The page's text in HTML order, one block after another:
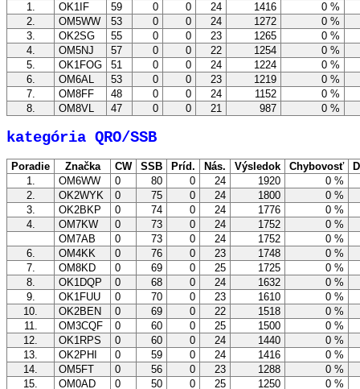
1.
OK1IF 59 0 0 24 1416
0 %
2.
OM5WW 53 0 0 24 1272
0 %
3.
OK2SG 55 0 0 23 1265
0 %
4.
OM5NJ 57 0 0 22 1254
0 %
5.
OK1FOG 51 0 0 24 1224
0 %
6.
OM6AL 53 0 0 23 1219
0 %
7.
OM8FF 48 0 0 24 1152
0 %
8.
OM8VL 47 0 0 21 987 0 %
kategória QRO/SSB
Poradie Značka CW SSB Príd. Nás. Výsledok Chybovosť
1.
OM6WW 0 80 0 24 1920
0 %
2.
OK2WYK 0 75 0 24 1800
0 %
3.
OK2BKP 0 74 0 24 1776
0 %
4.
OM7KW 0 73 0 24 1752
0 %
OM7AB
0 73 0 24 1752
0 %
6.
OM4KK 0 76 0 23 1748
0 %
7.
OM8KD 0 69 0 25 1725
0 %
8.
OK1DQP 0 68 0 24 1632
0 %
9.
OK1FUU 0 70 0 23 1610
0 %
10.
OK2BEN 0 69 0 22 1518
0 %
11.
OM3CQF 0 60 0 25 1500
0 %
12.
OK1RPS 0 60 0 24 1440
0 %
13.
OK2PHI 0 59 0 24 1416
0 %
14.
OM5FT 0 56 0 23 1288
0 %
15.
OM0AD 0 50 0 25 1250
0 %